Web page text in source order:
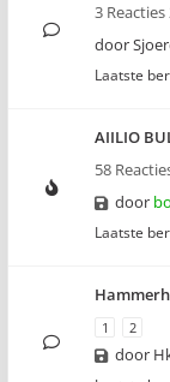
3
door
Laatste
AIILIO
58
door
Laatste
1 2
door